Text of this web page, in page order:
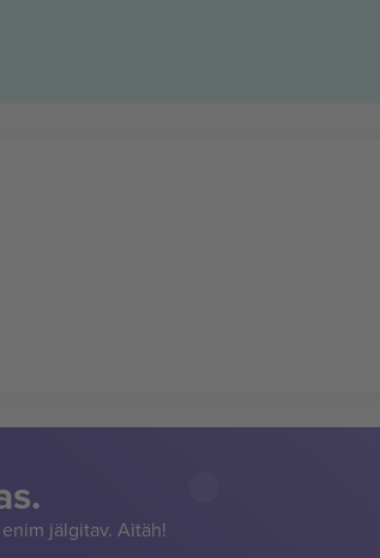
jälgitav. Aitäh!